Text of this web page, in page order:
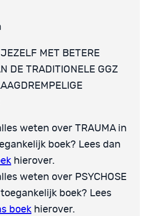
JEZELF MET BETERE
DE TRADITIONELE GGZ
weten over TRAUMA in
boek? Lees dan
hierover.
weten over PSYCHOSE
boek? Lees
boek hierover.